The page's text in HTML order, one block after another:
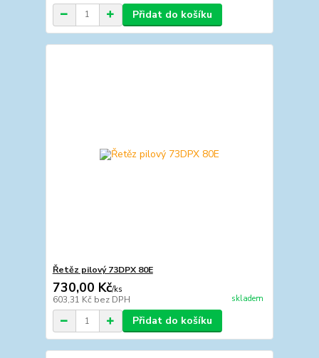
Přidat do košíku
Řetěz pilový 73DPX 80E
730,00 Kč/ks
603,31 Kč bez DPH skladem
Přidat do košíku